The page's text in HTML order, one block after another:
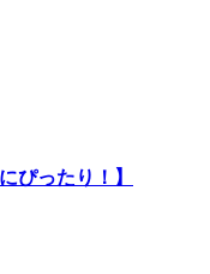
ぴったり！】